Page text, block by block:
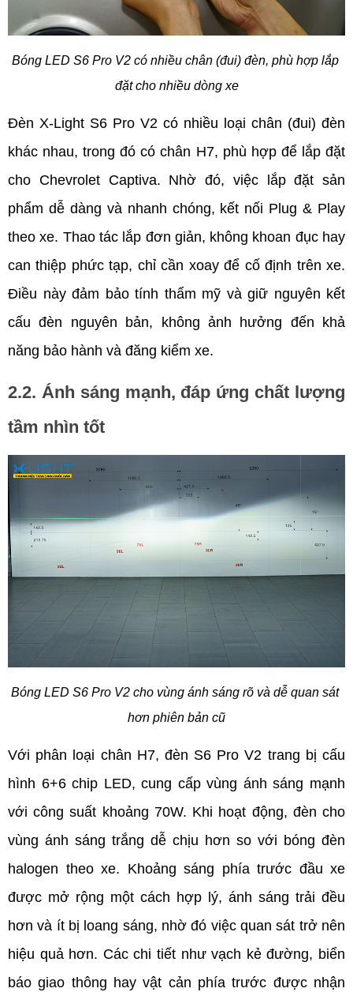
Bóng LED S6 Pro V2 có nhiều chân (đui) đèn, phù hợp lắp
đặt cho nhiều dòng xe
Đèn X-Light S6 Pro V2 có nhiều loại chân (đui) đèn
khác nhau, trong đó có chân H7, phù hợp để lắp đặt
cho Chevrolet Captiva. Nhờ đó, việc lắp đặt sản
phẩm dễ dàng và nhanh chóng, kết nối Plug & Play
theo xe. Thao tác lắp đơn giản, không khoan đục hay
can thiệp phức tạp, chỉ cần xoay để cố định trên xe.
Điều này đảm bảo tính thẩm mỹ và giữ nguyên kết
cấu đèn nguyên bản, không ảnh hưởng đến khả
năng bảo hành và đăng kiểm xe.
2.2. Ánh sáng mạnh, đáp ứng chất lượng
tầm nhìn tốt
Bóng LED S6 Pro V2 cho vùng ánh sáng rõ và dễ quan sát
hơn phiên bản cũ
Với phân loại chân H7, đèn S6 Pro V2 trang bị cấu
hình 6+6 chip LED, cung cấp vùng ánh sáng mạnh
với công suất khoảng 70W. Khi hoạt động, đèn cho
vùng ánh sáng trắng dễ chịu hơn so với bóng đèn
halogen theo xe. Khoảng sáng phía trước đầu xe
được mở rộng một cách hợp lý, ánh sáng trải đều
hơn và ít bị loang sáng, nhờ đó việc quan sát trở nên
hiệu quả hơn. Các chi tiết như vạch kẻ đường, biển
báo giao thông hay vật cản phía trước được nhận